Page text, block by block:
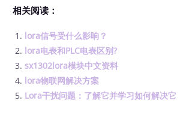
相关阅读：
lora信号受什么影响？
lora电表和PLC电表区别?
sx1302lora模块中文资料
lora物联网解决方案
Lora干扰问题：了解它并学习如何解决它